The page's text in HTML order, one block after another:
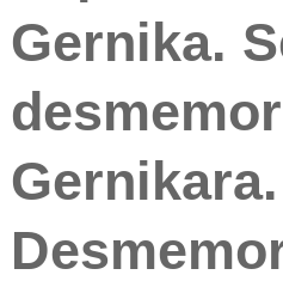
Gernika.
Gernikara.